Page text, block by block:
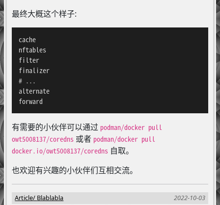
最终大概这个样子:
cache
nftables
filter
finalizer
# ...
alternate
forward
有需要的小伙伴可以通过 podman/docker pull
owt5008137/coredns或者 podman/docker pull
docker.io/owt5008137/coredns自取。
也欢迎有兴趣的小伙伴们互相交流。
Article Blablabla
2022-10-03